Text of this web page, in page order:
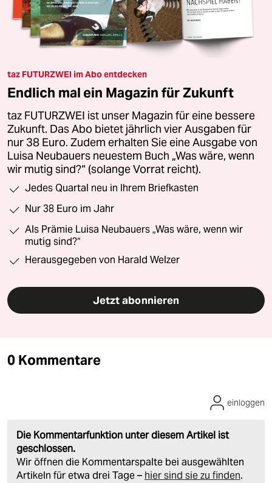
taz FUTURZWEI im Abo entdecken
Endlich mal ein Magazin für Zukunft
taz FUTURZWEI ist unser Magazin für eine bessere
Zukunft. Das Abo bietet jährlich vier Ausgaben für
nur 38 Euro. Zudem erhalten Sie eine Ausgabe von
Luisa Neubauers neuestem Buch „Was wäre, wenn
wir mutig sind?“ (solange Vorrat reicht).
Jedes Quartal neu in Ihrem Briefkasten
Nur 38 Euro im Jahr
Als Prämie Luisa Neubauers „Was wäre, wenn wir
mutig sind?“
Herausgegeben von Harald Welzer
Jetzt abonnieren
0 Kommentare
Die Kommentarfunktion unter diesem Artikel ist
geschlossen.
Wir öffnen die Kommentarspalte bei ausgewählten
Artikeln für etwa drei Tage – hier sind sie zu finden.
einloggen